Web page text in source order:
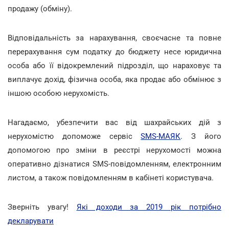
продажу (обміну).
Відповідальність за нарахування, своєчасне та повне
перерахування сум податку до бюджету несе юридична
особа або її відокремлений підрозділ, що нараховує та
виплачує дохід, фізична особа, яка продає або обмінює з
іншою особою нерухомість.
Нагадаємо, убезпечити вас від шахрайських дій з
нерухомістю допоможе сервісSMS-МАЯК. З його
допомогою про зміни в реєстрі нерухомості можна
оперативно дізнатися SMS-повідомленням, електронним
листом, а також повідомленням в кабінеті користувача.
Зверніть увагу! Які доходи за 2019 рік потрібно
декларувати